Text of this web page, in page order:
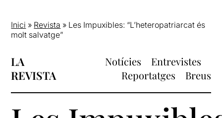
Inici » Revista » Les Impuxibles: “L’heteropatriarcat és
molt salvatge”
LA
REVISTA
Notícies
Entrevistes
Reportatges
Breus